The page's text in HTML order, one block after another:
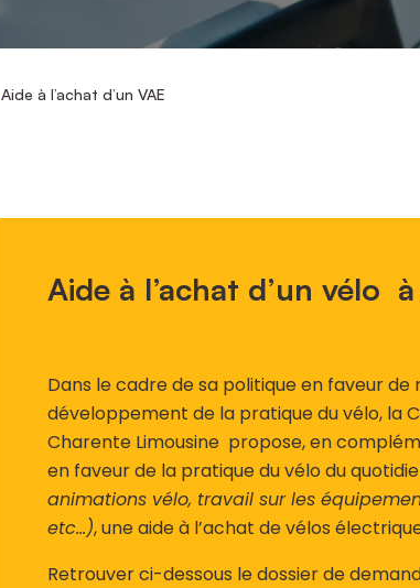
Aide à l’achat d’un VAE
Aide à l’achat d’un vélo
Dans le cadre de sa politique en faveur
développement de la pratique du vélo, la
Charente Limousine propose, en
en faveur de la pratique du vélo du
animations vélo, travail sur les
etc…), une aide à l’achat de vélos
Retrouver ci-dessous le dossier de